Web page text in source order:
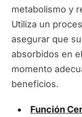
metabolismo y
Utiliza un
asegurar que
absorbidos en
momento
beneficios.
Función